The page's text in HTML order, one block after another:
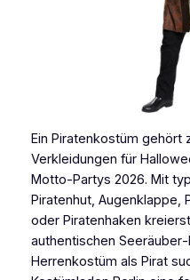
Ein Piratenkostüm gehört
Verkleidungen für
Motto-Partys 2026. Mit
Piratenhut, Augenklappe,
oder Piratenhaken
authentischen
Herrenkostüm als Pirat